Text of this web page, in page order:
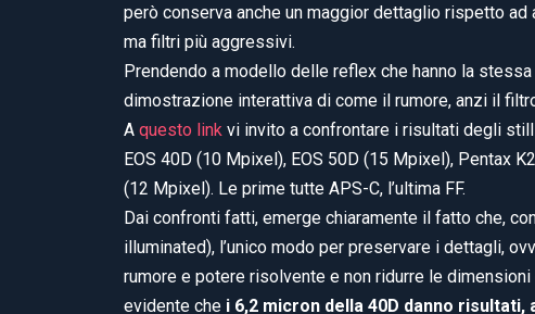
però conserva anche un maggior dettaglio rispetto
ma filtri più aggressivi.
Prendendo a modello delle reflex che hanno la
dimostrazione interattiva di come il rumore, anzi il
A questo link vi invito a confrontare i risultati degli
EOS 40D (10 Mpixel), EOS 50D (15 Mpixel), Pentax
(12 Mpixel). Le prime tutte APS-C, l’ultima FF.
Dai confronti fatti, emerge chiaramente il fatto che,
illuminated), l’unico modo per preservare i dettagli,
rumore e potere risolvente e non ridurre le
evidente che i 6,2 micron della 40D danno